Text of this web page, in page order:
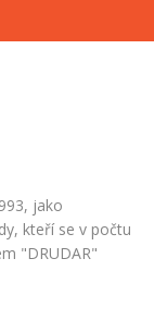
jako
kteří se v počtu
"DRUDAR"